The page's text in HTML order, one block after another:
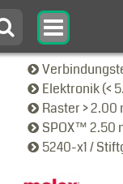
Elektronik (<
Raster >
SPOX™ 2.50
5240-x1 /